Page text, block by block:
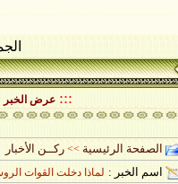
الجمعة 7 أغسطس
عرض الخبر : :::
الصفحة الرئيسية>>
اسم الخبر : لماذا دخلت القوات